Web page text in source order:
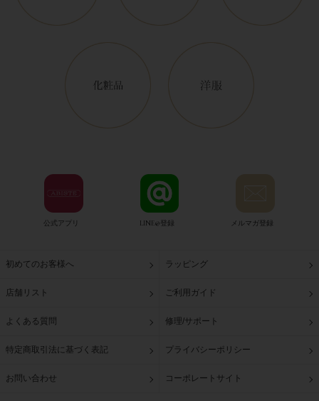
公式アプリ LINE@登録 メルマガ登録
初めてのお客様へ ラッピング
店舗リスト ご利用ガイド
よくある質問 修理/サポート
特定商取引法に基づく表記 プライバシーポリシー
お問い合わせ コーポレートサイト